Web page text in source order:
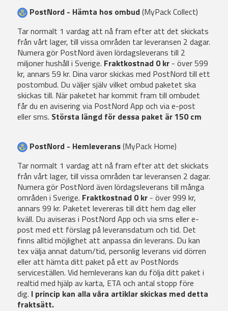
PostNord - Hämta hos ombud(MyPack Collect)
Tar normalt 1 vardag att nå fram efter att det skickats
från vårt lager, till vissa områden tar leveransen 2 dagar.
Numera gör PostNord även lördagsleverans till 2
miljoner hushåll i Sverige. Fraktkostnad 0 kr - över 599
kr, annars 59 kr. Dina varor skickas med PostNord till ett
postombud. Du väljer själv vilket ombud paketet ska
skickas till. När paketet har kommit fram till ombudet
får du en avisering via PostNord App och via e-post
eller sms. Största längd för dessa paket är 150 cm
PostNord - Hemleverans(MyPack Home)
Tar normalt 1 vardag att nå fram efter att det skickats
från vårt lager, till vissa områden tar leveransen 2 dagar.
Numera gör PostNord även lördagsleverans till många
områden i Sverige. Fraktkostnad 0 kr - över 999 kr,
annars 99 kr. Paketet levereras till ditt hem dag eller
kväll. Du aviseras i PostNord App och via sms eller e-
post med ett förslag på leveransdatum och tid. Det
finns alltid möjlighet att anpassa din leverans. Du kan
tex välja annat datum/tid, personlig leverans vid dörren
eller att hämta ditt paket på ett av PostNords
serviceställen. Vid hemleverans kan du följa ditt paket i
realtid med hjälp av karta, ETA och antal stopp före
dig. I princip kan alla våra artiklar skickas med detta
fraktsätt.